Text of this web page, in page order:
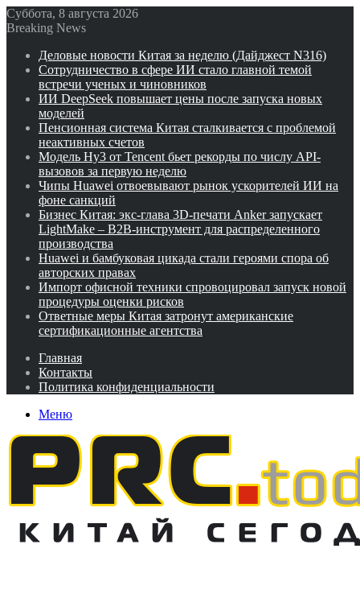
Суббота, 8 августа 2026
Breaking News
Деловые новости Китая за неделю (Дайджест N316)
Сотрудничество в сфере ИИ стало главной темой
встречи ученых и чиновников
ИИ DeepSeek повышает цены после запуска новых
моделей
Пенсионная система Китая сталкивается с проблемой
неактивных счетов
Модель Hy3 от Tencent бьет рекорды по числу API-
вызовов за первую неделю
Чипы Huawei отвоевывают рынок ускорителей ИИ на
фоне санкций
Бизнес Китая: экс-глава 3D-печати Anker запускает
LightMake – B2B-инструмент для распределенного
производства
Huawei и бамбуковая цикада стали героями спора об
авторских правах
Импорт офисной техники спровоцировал запуск новой
процедуры оценки рисков
Ответные меры Китая затронут американские
сертификационные агентства
Главная
Контакты
Политика конфиденциальности
Меню